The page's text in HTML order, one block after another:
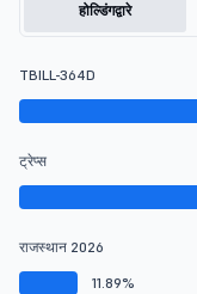
होल्डिंगद्वारे
TBILL-364D
ट्रेप्स
राजस्थान 2026
11.89%